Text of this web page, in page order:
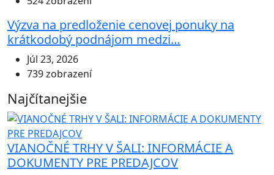
Výzva na predloženie cenovej ponuky na
krátkodobý podnájom medzi…
Júl 23, 2026
739 zobrazení
Najčítanejšie
VIANOČNÉ TRHY V ŠALI: INFORMÁCIE A
DOKUMENTY PRE PREDAJCOV